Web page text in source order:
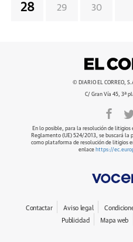
28 29 30
© DIARIO EL CORREO,
C/ Gran Vía 45, 3ª
En lo posible, para la resolución de
Reglamento (UE) 524/2013, se buscará la
como plataforma de resolución de litigios
enlace https://
Contactar Aviso legal
Publicidad
Mapa web